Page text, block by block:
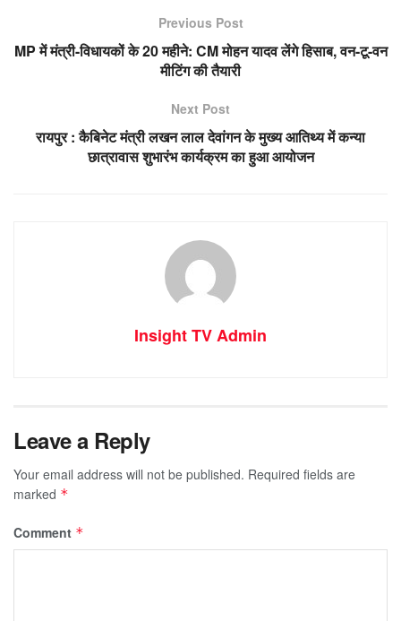
Previous Post
MP में मंत्री-विधायकों के 20 महीने: CM मोहन यादव लेंगे हिसाब, वन-टू-वन
मीटिंग की तैयारी
Next Post
रायपुर : कैबिनेट मंत्री लखन लाल देवांगन के मुख्य आतिथ्य में कन्या
छात्रावास शुभारंभ कार्यक्रम का हुआ आयोजन
Insight TV Admin
Leave a Reply
Your email address will not be published. Required fields are
marked *
Comment *